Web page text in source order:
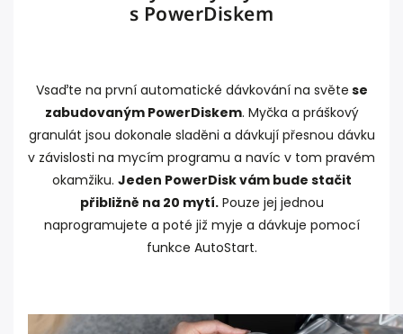
s PowerDiskem
Vsaďte na první automatické dávkování na světe se
zabudovaným PowerDiskem. Myčka a práškový
granulát jsou dokonale sladěni a dávkují přesnou dávku
v závislosti na mycím programu a navíc v tom pravém
okamžiku. Jeden PowerDisk vám bude stačit
přibližně na 20 mytí.Pouze jej jednou
naprogramujete a poté již myje a dávkuje pomocí
funkce AutoStart.